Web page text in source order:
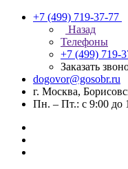
+7 (499) 719-37-77
Назад
Телефоны
+7 (499) 719-
Заказать
dogovor@gosobr.ru
г. Москва,
Пн. – Пт.: с 9:00 до